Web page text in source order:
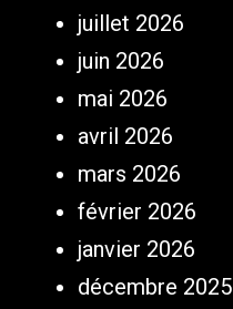
juillet 2026
juin 2026
mai 2026
avril 2026
mars 2026
février 2026
janvier 2026
décembre 2025